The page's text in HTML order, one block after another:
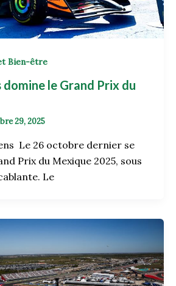
Bien-être
le Grand Prix du
29, 2025
Le 26 octobre dernier se
Prix du Mexique 2025, sous
Le